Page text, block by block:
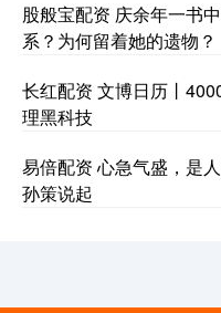
股般宝配资 庆余年一书
系？为何留着她的遗物？
长红配资 文博日历丨
理黑科技
易倍配资 心急气盛，是
孙策说起